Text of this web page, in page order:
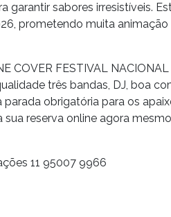
garantir sabores irresistíveis.
prometendo muita animação
COVER FESTIVAL
três bandas, DJ, boa
obrigatória para os
reserva online agora
11 95007 9966